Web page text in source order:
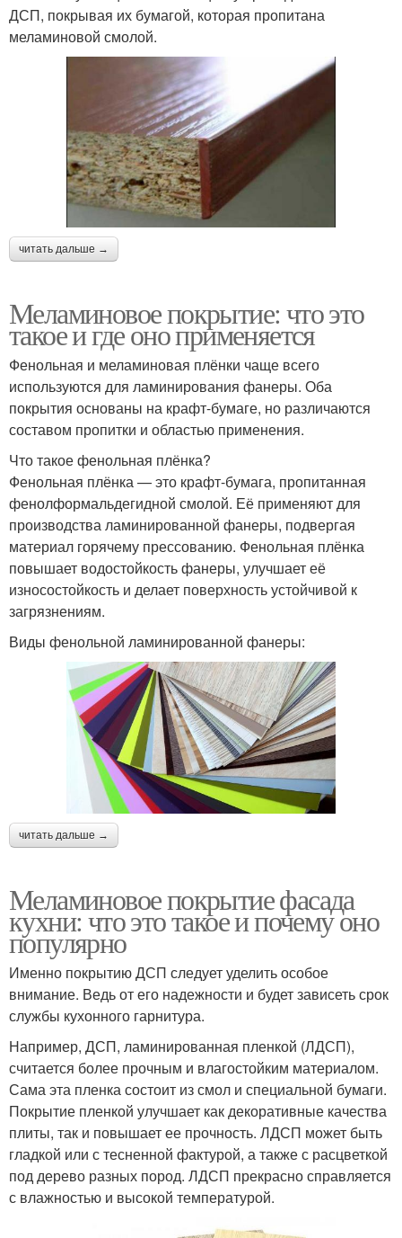
ДСП, покрывая их бумагой, которая пропитана
меламиновой смолой.
читать дальше →
Меламиновое покрытие: что это
такое и где оно применяется
Фенольная и меламиновая плёнки чаще всего
используются для ламинирования фанеры. Оба
покрытия основаны на крафт-бумаге, но различаются
составом пропитки и областью применения.
Что такое фенольная плёнка?
Фенольная плёнка — это крафт-бумага, пропитанная
фенолформальдегидной смолой. Её применяют для
производства ламинированной фанеры, подвергая
материал горячему прессованию. Фенольная плёнка
повышает водостойкость фанеры, улучшает её
износостойкость и делает поверхность устойчивой к
загрязнениям.
Виды фенольной ламинированной фанеры:
читать дальше →
Меламиновое покрытие фасада
кухни: что это такое и почему оно
популярно
Именно покрытию ДСП следует уделить особое
внимание. Ведь от его надежности и будет зависеть срок
службы кухонного гарнитура.
Например, ДСП, ламинированная пленкой (ЛДСП),
считается более прочным и влагостойким материалом.
Сама эта пленка состоит из смол и специальной бумаги.
Покрытие пленкой улучшает как декоративные качества
плиты, так и повышает ее прочность. ЛДСП может быть
гладкой или с тесненной фактурой, а также с расцветкой
под дерево разных пород. ЛДСП прекрасно справляется
с влажностью и высокой температурой.